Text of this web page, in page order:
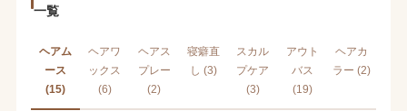
一覧
ヘアム
ース
(15)
ヘアワ
ックス
(6)
ヘアス
プレー
(2)
寝癖直
し (3)
スカル
プケア
(3)
アウト
バス
(19)
ヘアカ
ラー (2)